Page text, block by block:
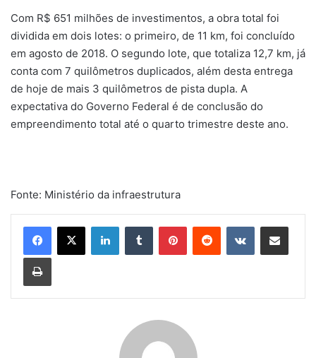
Com R$ 651 milhões de investimentos, a obra total foi
dividida em dois lotes: o primeiro, de 11 km, foi concluído
em agosto de 2018. O segundo lote, que totaliza 12,7 km, já
conta com 7 quilômetros duplicados, além desta entrega
de hoje de mais 3 quilômetros de pista dupla. A
expectativa do Governo Federal é de conclusão do
empreendimento total até o quarto trimestre deste ano.
Fonte: Ministério da infraestrutura
LinkedinTumblr PinterestReddit VK Compartilhar via e-mail
Imprimir